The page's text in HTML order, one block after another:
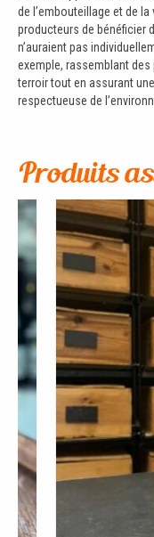
de l’embouteillage et de
producteurs de bénéficier
n’auraient pas
exemple, rassemblant
terroir tout en assurant
respectueuse de
Produits